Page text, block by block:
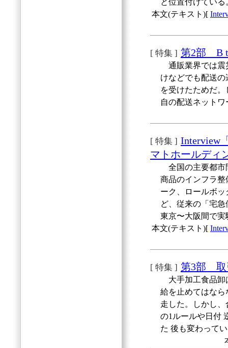
と位置付けている
本文(テキスト)[
[ 特集 ] 第2部 B
通販業界では震
けなどでも配送
を受けたためだ
自の配送ネット
[ 特集 ] Interview
マトホールデ
全国の主要都市
商品のインフラ
ーク、ロールボ
ど、従来の「宅
東京〜大阪間で
本文(テキスト)[
[ 特集 ] 第3部 取
大手加工食品卸
給を止めてはな
走した。しかし
の1ルールや日付
た 後も変わって